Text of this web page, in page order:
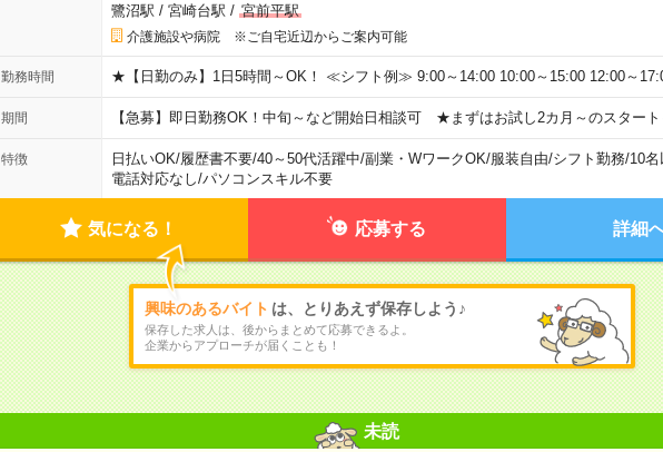
鷺沼駅 / 宮崎台駅 / 宮前平駅
介護施設や病院 ※ご自宅近辺からご案内可能
勤務時間 ★【日勤のみ】1日5時間～OK！ ≪シフト例≫ 9:00～14:00 10:00～15:00 12:00～
期間 【急募】即日勤務OK！中旬～など開始日相談可 ★まずはお試し2カ月～のスタート
特徴 日払いOK/履歴書不要/40～50代活躍中/副業・WワークOK/服装自由/シフト勤務/10名
電話対応なし/パソコンスキル不要
気になる！ 応募する 詳細
興味のあるバイト は、とりあえず保存しよう♪
保存した求人は、後からまとめて応募できるよ。
企業からアプローチが届くことも！
未読